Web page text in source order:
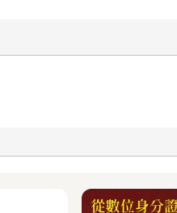
響的人物，他們在出生地拿
挫折，以及持續面對挑戰的故
，是來自於書中一些運動人
書主要基於我對泰國運動人士
初泰國抗爭期間的珍貴材料。
倫比亞全球報導出版社（